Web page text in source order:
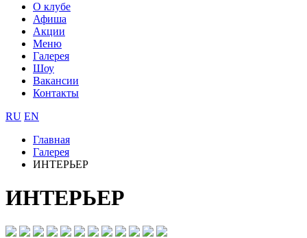
О клубе
Афиша
Акции
Меню
Галерея
Шоу
Вакансии
Контакты
RU EN
Главная
Галерея
ИНТЕРЬЕР
ИНТЕРЬЕР